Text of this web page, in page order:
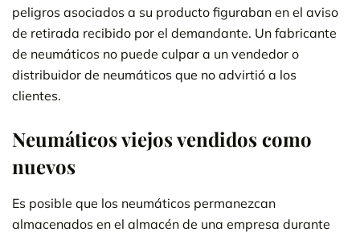
peligros asociados a su producto figuraban en el aviso
de retirada recibido por el demandante. Un fabricante
de neumáticos no puede culpar a un vendedor o
distribuidor de neumáticos que no advirtió a los
clientes.
Neumáticos viejos vendidos como
nuevos
Es posible que los neumáticos permanezcan
almacenados en el almacén de una empresa durante